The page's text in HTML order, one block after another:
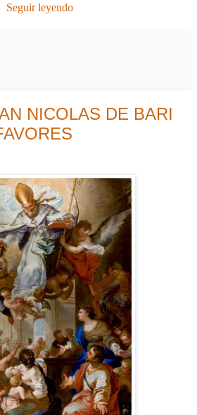
Seguir leyendo
NICOLAS DE BARI